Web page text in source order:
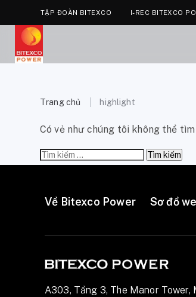
TẬP ĐOÀN BITEXCO I-REC BITEXCO
Trang chủ highlight
Có vẻ như chúng tôi không thể
Tìm
kiếm
Về Bitexco Power Sơ đồ
A303, Tầng 3, The Manor Tower,